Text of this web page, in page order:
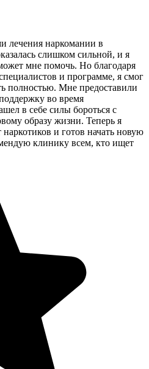
лечения наркомании в
слишком сильной, и я
мне помочь. Но благодаря
и программе, я смог
полностью. Мне предоставили
во время
в себе силы бороться с
образу жизни. Теперь я
и готов начать новую
клинику всем, кто ищет